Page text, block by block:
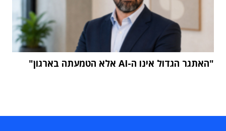
"האתגר הגדול אינו ה-AI אלא הטמעתה בארגון"